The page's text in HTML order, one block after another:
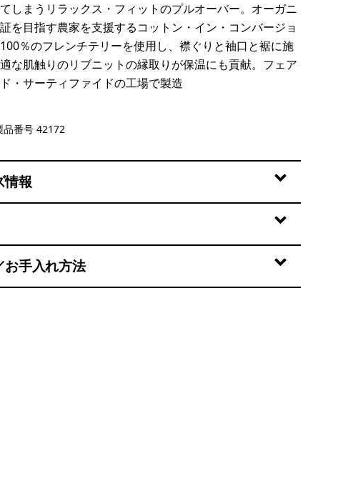
しまうリラックス・フィットのプルオーバー。オーガニ
を目指す農家を支援するコットン・イン・コンバージョ
％のフレンチテリーを使用し、襟ぐりと袖口と裾に施
な肌触りのリブニットの縁取りが保温にも貢献。フェア
・サーティファイドの工場で製造
品番号 42172
情報
お手入れ方法